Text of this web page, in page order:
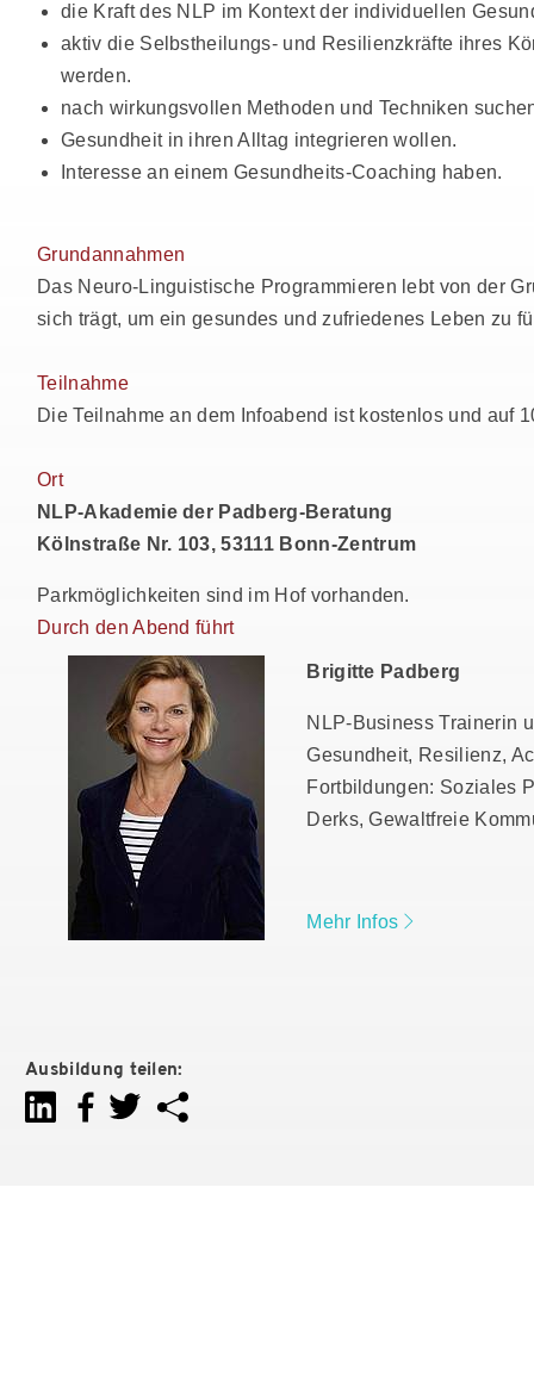
die Kraft des NLP im Kontext der individuellen
aktiv die Selbstheilungs- und Resilienzkräfte ihres
werden.
nach wirkungsvollen Methoden und Techniken
Gesundheit in ihren Alltag integrieren wollen.
Interesse an einemGesundheits-Coaching haben.
Grundannahmen
Das Neuro-Linguistische Programmieren lebt von der
sich trägt, um ein gesundes und zufriedenes Leben zu
Teilnahme
Die Teilnahme an dem Infoabend ist kostenlos und auf
Ort
NLP-Akademie der Padberg-Beratung
Kölnstraße Nr. 103, 53111 Bonn-Zentrum
Parkmöglichkeiten sind im Hof vorhanden.
Durch den Abend führt
Brigitte Padberg
NLP-Business Trainerin
Gesundheit, Resilienz,
Fortbildungen: Soziales
Derks, Gewaltfreie
Mehr Infos
Ausbildung teilen: